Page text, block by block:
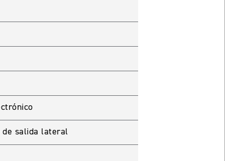
de salida lateral